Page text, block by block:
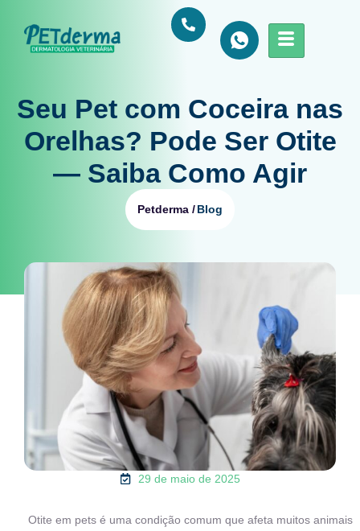
Seu Pet com Coceira nas
Orelhas? Pode Ser Otite
— Saiba Como Agir
Petderma /Blog
29 de maio de 2025
Otite em pets é uma condição comum que afeta muitos animais